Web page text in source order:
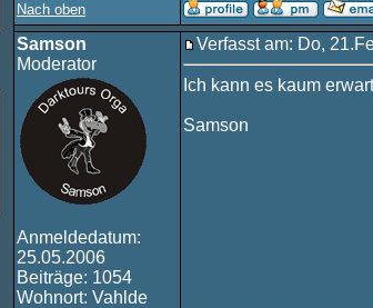
Nach oben
Samson
Moderator
Anmeldedatum:
25.05.2006
Beiträge: 1054
Wohnort: Vahlde
Verfasst am: Do,
Ich kann es kaum
Samson